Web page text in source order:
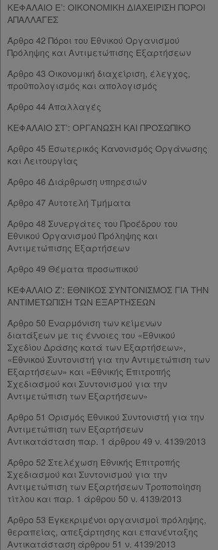
Άρθρο 67
Άρθρο 68
Άρθρο 69 [-]
Παρ.1
Παρ.2
Παρ.3
Παρ.4
Άρθρο 71
Παρ.1
Παρ.2
Παρ.3
Παρ.4
Παρ.5
Άρθρο 73
Άρθρο 74
Άρθρο 75
Άρθρο 76
Άρθρο 77 [-]
Παρ.1
Παρ.3
Παρ.4
Παρ.6
Άρθρο 78 [-]
Παρ.1
Παρ.2
Παρ.3
Παρ.4
ΜΕΡΟΣ Ε’
[-]
ΚΕΦΑΛΑΙΟ Α’ [-]
Άρθρο 79 [-]
Παρ.1
Παρ.2
Παρ.3
Παρ.4
Παρ.5
Παρ.6
Παρ.8
Παρ.9
ΚΕΦΑΛΑΙΟ Ε’: ΟΙΚΟΝΟΜΙΚΗ ΔΙΑΧΕΙΡΙΣΗ ΠΟΡΟΙ
ΑΠΑΛΛΑΓΕΣ
Άρθρο 42 Πόροι του Εθνικού Οργανισμού
Πρόληψης και Αντιμετώπισης Εξαρτήσεων
Άρθρο 43 Οικονομική διαχείριση, έλεγχος,
προϋπολογισμός και απολογισμός
Άρθρο 44 Απαλλαγές
ΚΕΦΑΛΑΙΟ ΣΤ’: ΟΡΓΑΝΩΣΗ ΚΑΙ ΠΡΟΣΩΠΙΚΟ
Άρθρο 45 Εσωτερικός Κανονισμός Οργάνωσης
και Λειτουργίας
Άρθρο 46 Διάρθρωση υπηρεσιών
Άρθρο 47 Αυτοτελή Τμήματα
Άρθρο 48 Συνεργάτες του Προέδρου του
Εθνικού Οργανισμού Πρόληψης και
Αντιμετώπισης Εξαρτήσεων
Άρθρο 49 Θέματα προσωπικού
ΚΕΦΑΛΑΙΟ Ζ’: ΕΘΝΙΚΟΣ ΣΥΝΤΟΝΙΣΜΟΣ ΓΙΑ ΤΗΝ
ΑΝΤΙΜΕΤΩΠΙΣΗ ΤΩΝ ΕΞΑΡΤΗΣΕΩΝ
Άρθρο 50 Εναρμόνιση των κείμενων
διατάξεων με τις έννοιες του «Εθνικού
Σχεδίου Δράσης κατά των Εξαρτήσεων»,
«Εθνικού Συντονιστή για την Αντιμετώπιση των
Εξαρτήσεων» και «Εθνικής Επιτροπής
Σχεδιασμού και Συντονισμού για την
Αντιμετώπιση των Εξαρτήσεων»
Άρθρο 51 Ορισμός Εθνικού Συντονιστή για την
Αντιμετώπιση των Εξαρτήσεων
Αντικατάσταση παρ. 1 άρθρου 49 ν. 4139/2013
Άρθρο 52 Στελέχωση Εθνικής Επιτροπής
Σχεδιασμού και Συντονισμού για την
Αντιμετώπιση των Εξαρτήσεων Τροποποίηση
τίτλου και παρ. 1 άρθρου 50 ν. 4139/2013
Άρθρο 53 Εγκεκριμένοι οργανισμοί πρόληψης,
θεραπείας, απεξάρτησης και επανένταξης
Αντικατάσταση άρθρου 51 ν. 4139/2013